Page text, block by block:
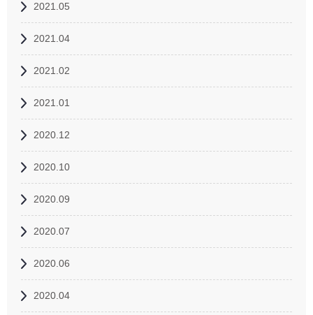
2021.05
2021.04
2021.02
2021.01
2020.12
2020.10
2020.09
2020.07
2020.06
2020.04